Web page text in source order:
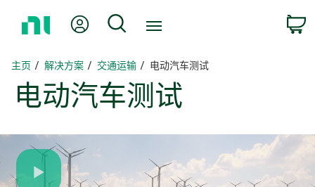
页
我的账户 搜索
主页 解决方案 交通运输 电动汽车测试
电动汽车测试